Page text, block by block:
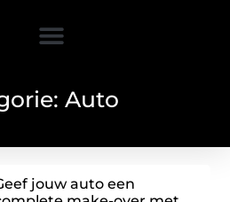
Auto
jouw auto een